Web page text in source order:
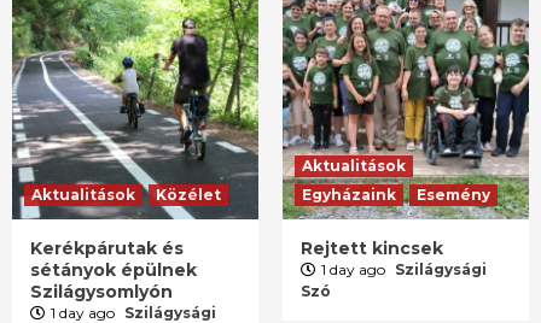
Aktualitások Közélet
Kerékpárutak és
sétányok épülnek
Szilágysomlyón
1 day ago Szilágysági
Aktualitások
Egyházaink
Esemény
Rejtett kincsek
1 day ago Szilágysági
Szó